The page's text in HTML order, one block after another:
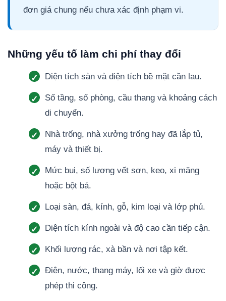
đơn giá chung nếu chưa xác định phạm vi.
Những yếu tố làm chi phí thay đổi
Diện tích sàn và diện tích bề mặt cần lau.
Số tầng, số phòng, cầu thang và khoảng cách
di chuyển.
Nhà trống, nhà xưởng trống hay đã lắp tủ,
máy và thiết bị.
Mức bụi, số lượng vết sơn, keo, xi măng
hoặc bột bả.
Loại sàn, đá, kính, gỗ, kim loại và lớp phủ.
Diện tích kính ngoài và độ cao cần tiếp cận.
Khối lượng rác, xà bần và nơi tập kết.
Điện, nước, thang máy, lối xe và giờ được
phép thi công.